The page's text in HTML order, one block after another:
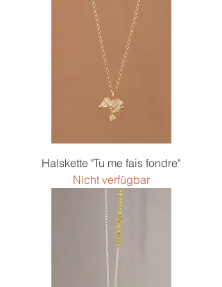
Halskette "Tu me fais fondre"
Nicht verfügbar